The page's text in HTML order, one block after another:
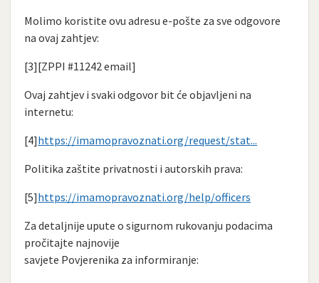
Molimo koristite ovu adresu e-pošte za sve odgovore
na ovaj zahtjev:
[3][ZPPI #11242 email]
Ovaj zahtjev i svaki odgovor bit će objavljeni na
internetu:
[4]https://imamopravoznati.org/request/stat...
Politika zaštite privatnosti i autorskih prava:
[5]https://imamopravoznati.org/help/officers
Za detaljnije upute o sigurnom rukovanju podacima
pročitajte najnovije
savjete Povjerenika za informiranje: